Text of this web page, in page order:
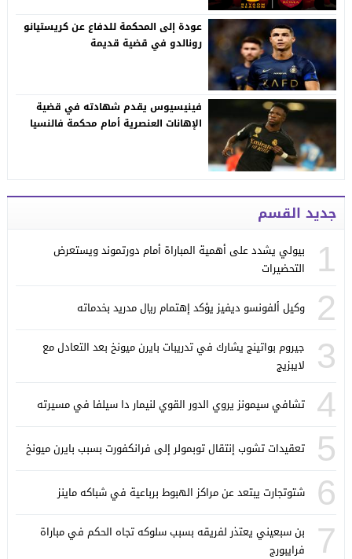
عودة إلى المحكمة للدفاع عن كريستيانو
رونالدو في قضية قديمة
فينيسيوس يقدم شهادته في قضية
الإهانات العنصرية أمام محكمة فالنسيا
جديد القسم
1
بيولي يشدد على أهمية المباراة أمام دورتموند ويستعرض
التحضيرات
2 وكيل ألفونسو ديفيز يؤكد إهتمام ريال مدريد بخدماته
3
جيروم بواتينج يشارك في تدريبات بايرن ميونخ بعد التعادل مع
لايبزيج
4 تشافي سيمونز يروي الدور القوي لنيمار دا سيلفا في مسيرته
5 تعقيدات تشوب إنتقال توبمولر إلى فرانكفورت بسبب بايرن ميونخ
6 شتوتجارت يبتعد عن مراكز الهبوط برباعية في شباكه ماينز
7
بن سبعيني يعتذر لفريقه بسبب سلوكه تجاه الحكم في مباراة
فرايبورج